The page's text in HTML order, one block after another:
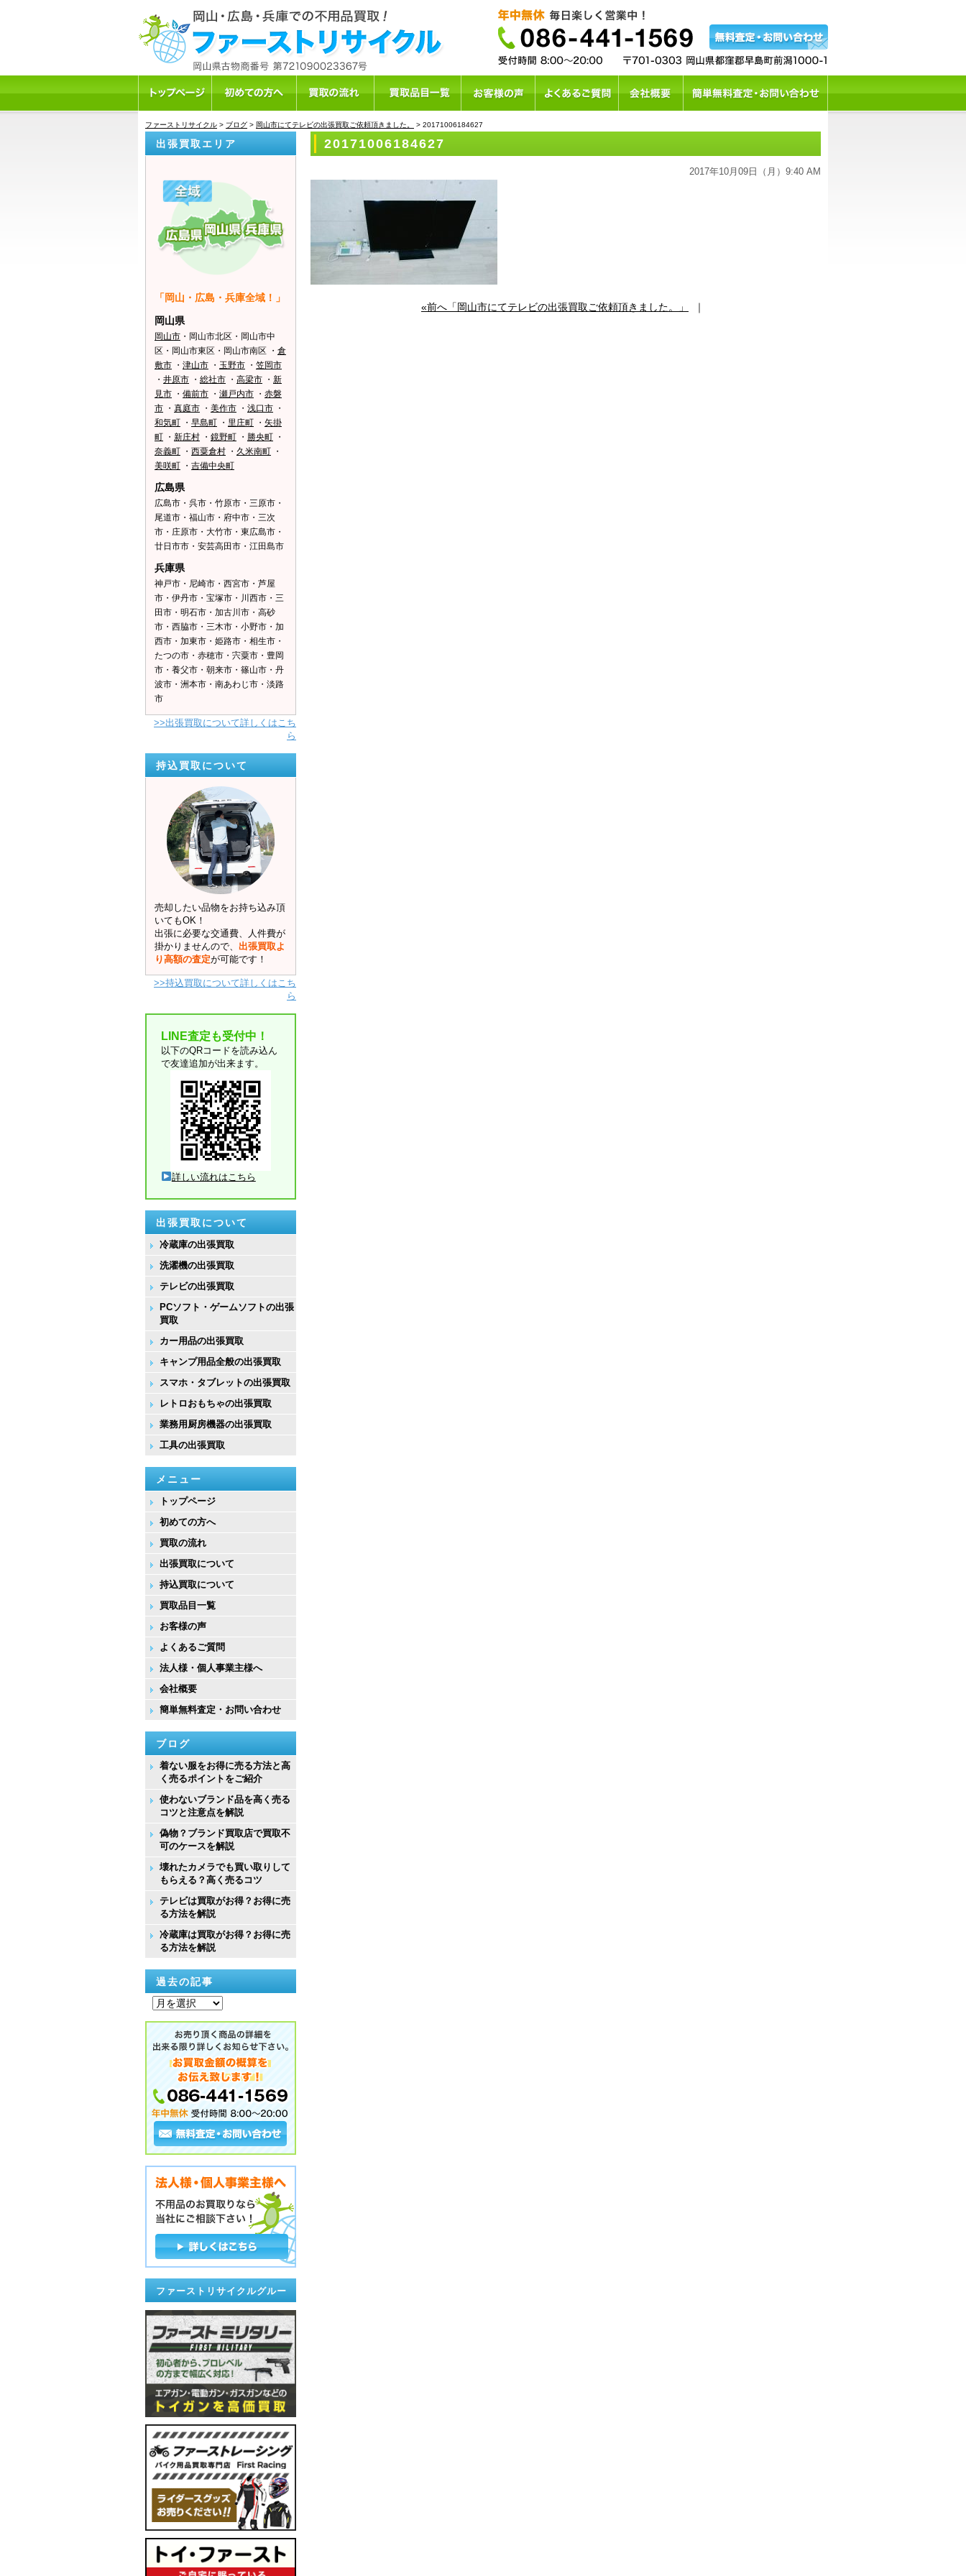
ファーストリサイクル > ブログ > 岡山市にてテレビの出張買取ご依頼頂きました。 > 20171006184627
20171006184627
2017年10月09日（月）9:40 AM
«前へ「岡山市にてテレビの出張買取ご依頼頂きました。」 ｜
出張買取エリア
「岡山・広島・兵庫全域！」
岡山県
岡山市 ・岡山市北区・岡山市中
区・岡山市東区・岡山市南区 ・ 倉
敷市 ・ 津山市 ・ 玉野市 ・ 笠岡市
・ 井原市 ・ 総社市 ・ 高梁市 ・ 新
見市 ・ 備前市 ・ 瀬戸内市 ・ 赤磐
市 ・ 真庭市 ・ 美作市 ・ 浅口市 ・
和気町 ・ 早島町 ・ 里庄町 ・ 矢掛
町 ・ 新庄村 ・ 鏡野町 ・ 勝央町 ・
奈義町 ・ 西粟倉村 ・ 久米南町 ・
美咲町 ・ 吉備中央町
広島県
広島市・呉市・竹原市・三原市・
尾道市・福山市・府中市・三次
市・庄原市・大竹市・東広島市・
廿日市市・安芸高田市・江田島市
兵庫県
神戸市・尼崎市・西宮市・芦屋
市・伊丹市・宝塚市・川西市・三
田市・明石市・加古川市・高砂
市・西脇市・三木市・小野市・加
西市・加東市・姫路市・相生市・
たつの市・赤穂市・宍粟市・豊岡
市・養父市・朝来市・篠山市・丹
波市・洲本市・南あわじ市・淡路
市
>>出張買取について詳しくはこち
ら
持込買取について
売却したい品物をお持ち込み頂
いてもOK！
出張に必要な交通費、人件費が
掛かりませんので、 出張買取よ
り高額の査定が可能です！
>>持込買取について詳しくはこち
ら
LINE査定も受付中！
以下のQRコードを読み込ん
で友達追加が出来ます。
詳しい流れはこちら
出張買取について
冷蔵庫の出張買取
洗濯機の出張買取
テレビの出張買取
PCソフト・ゲームソフトの出張
買取
カー用品の出張買取
キャンプ用品全般の出張買取
スマホ・タブレットの出張買取
レトロおもちゃの出張買取
業務用厨房機器の出張買取
工具の出張買取
メニュー
トップページ
初めての方へ
買取の流れ
出張買取について
持込買取について
買取品目一覧
お客様の声
よくあるご質問
法人様・個人事業主様へ
会社概要
簡単無料査定・お問い合わせ
ブログ
着ない服をお得に売る方法と高
く売るポイントをご紹介
使わないブランド品を高く売る
コツと注意点を解説
偽物？ブランド買取店で買取不
可のケースを解説
壊れたカメラでも買い取りして
もらえる？高く売るコツ
テレビは買取がお得？お得に売
る方法を解説
冷蔵庫は買取がお得？お得に売
る方法を解説
過去の記事
過
去
の
事
ファーストリサイクルグルー
プ